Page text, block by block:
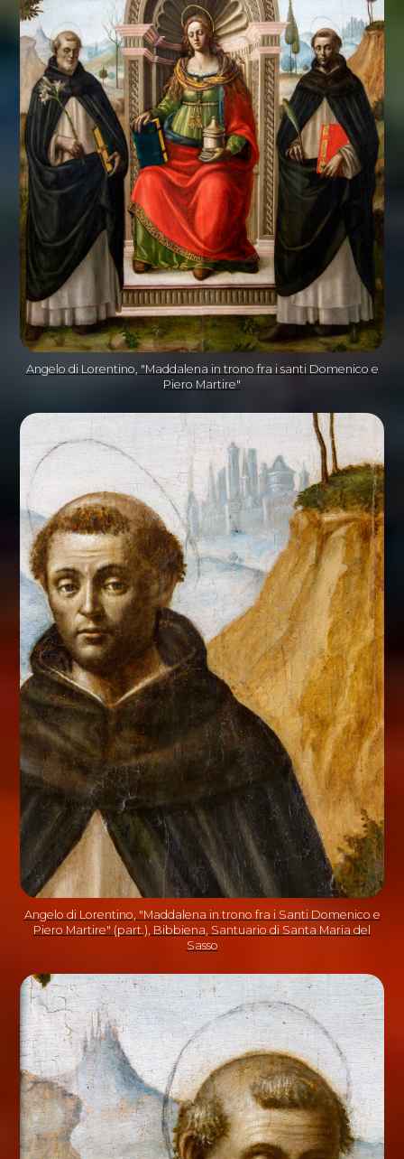
Angelo di Lorentino, "Maddalena in trono fra i santi Domenico e
Piero Martire"
Angelo di Lorentino, "Maddalena in trono fra i Santi Domenico e
Piero Martire" (part.), Bibbiena, Santuario di Santa Maria del
Sasso